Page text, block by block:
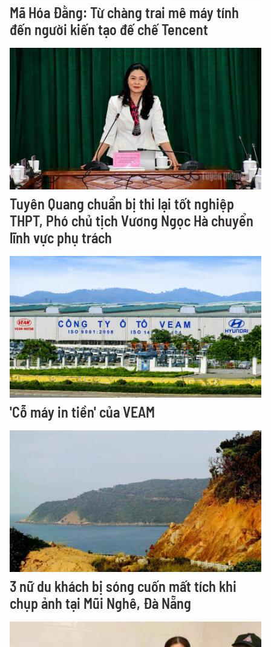
Mã Hóa Đằng: Từ chàng trai mê máy tính
đến người kiến tạo đế chế Tencent
Tuyên Quang chuẩn bị thi lại tốt nghiệp
THPT, Phó chủ tịch Vương Ngọc Hà chuyển
lĩnh vực phụ trách
'Cỗ máy in tiền' của VEAM
3 nữ du khách bị sóng cuốn mất tích khi
chụp ảnh tại Mũi Nghê, Đà Nẵng